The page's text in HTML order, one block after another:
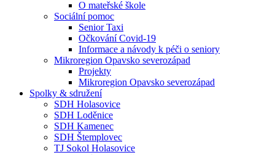
O mateřské škole
Sociální pomoc
Senior Taxi
Očkování Covid-19
Informace a návody k péči o seniory
Mikroregion Opavsko severozápad
Projekty
Mikroregion Opavsko severozápad
Spolky & sdružení
SDH Holasovice
SDH Loděnice
SDH Kamenec
SDH Štemplovec
TJ Sokol Holasovice